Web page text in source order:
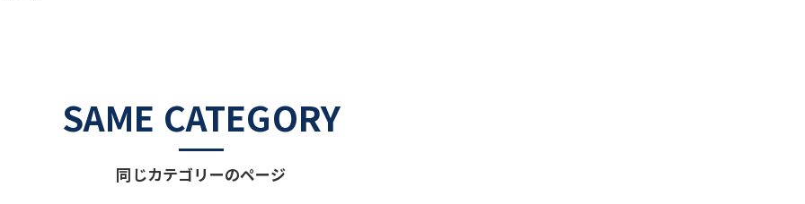
同じカテゴリーのページ
SAME CATEGORY